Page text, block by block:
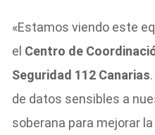
«Estamos viendo este
el Centro de
Seguridad 112 Canarias
de datos sensibles a
soberana para mejorar